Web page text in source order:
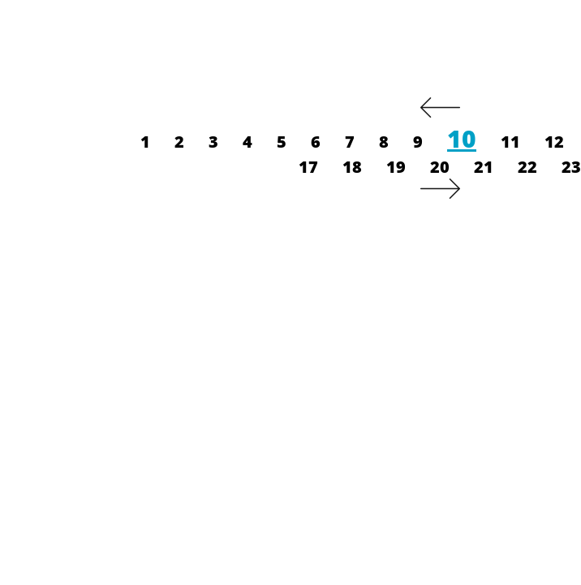
1 2 3 4 5 6 7 8 9 10 11 12
17
18 19 20 21 22 23